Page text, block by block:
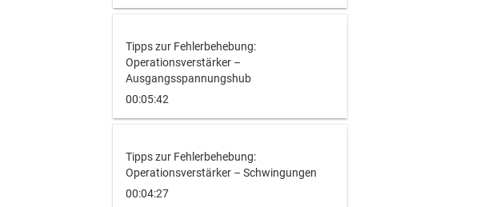
Tipps zur Fehlerbehebung:
Operationsverstärker –
Ausgangsspannungshub
00:05:42
Tipps zur Fehlerbehebung:
Operationsverstärker – Schwingungen
00:04:27